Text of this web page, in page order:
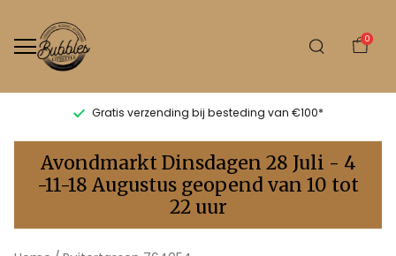
0
Gratis verzending bij besteding van €100*
764054
Bubbles
Avondmarkt Dinsdagen 28 Juli - 4
-11-18 Augustus geopend van 10 tot
22 uur